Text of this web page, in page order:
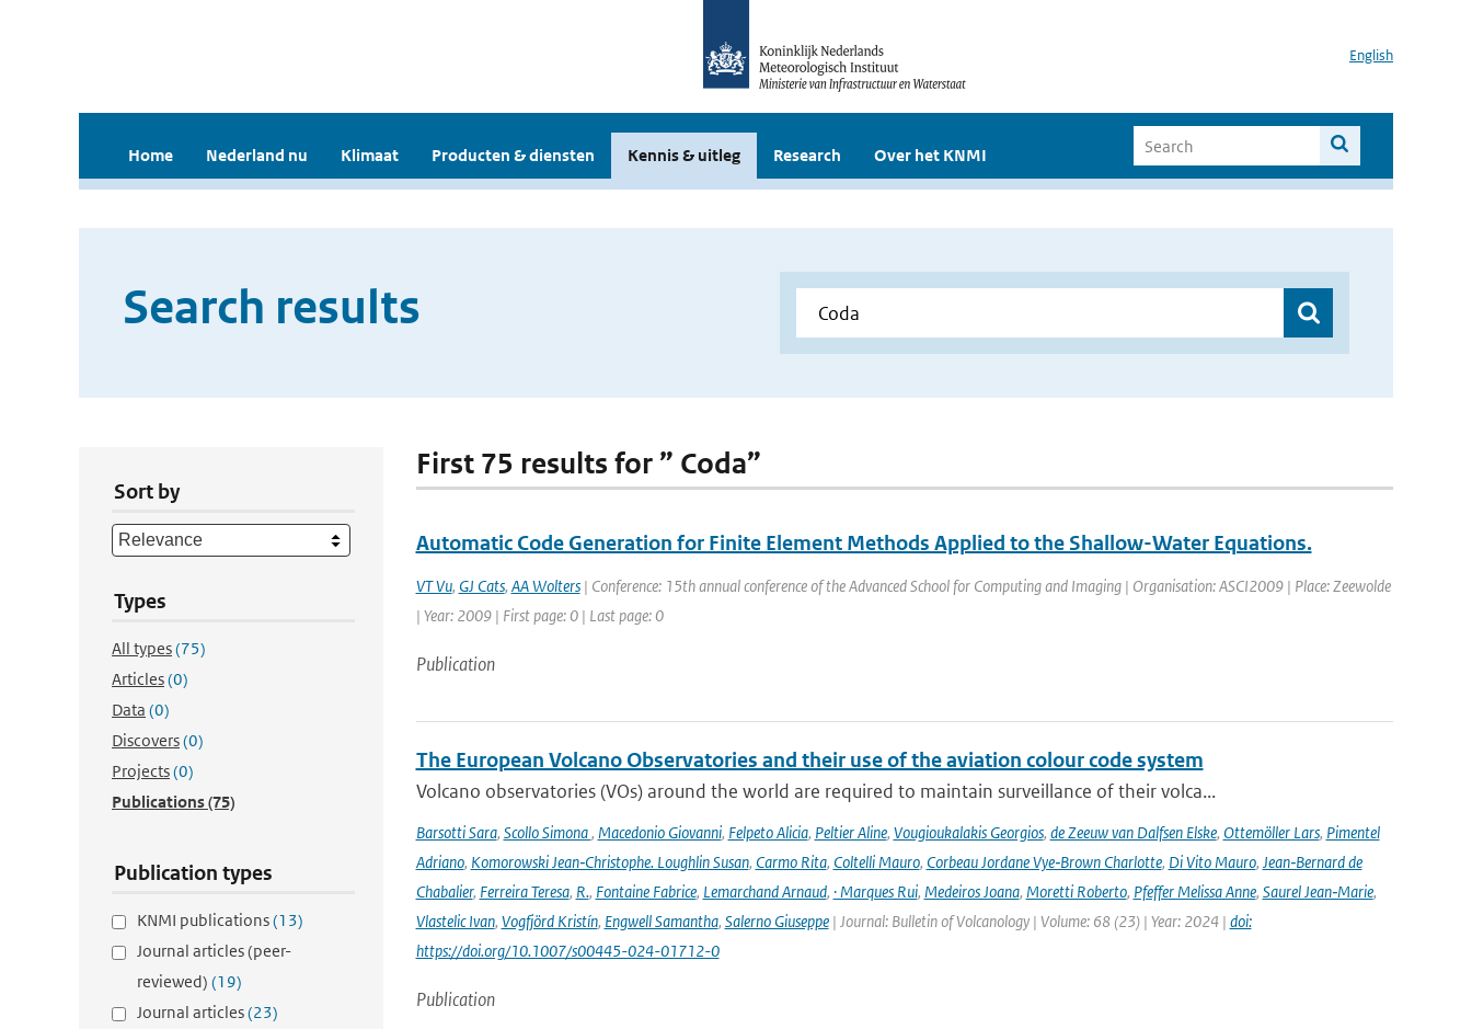
English
Home Nederland nu Klimaat Producten & diensten Kennis & uitleg Research Over het KNMI
Search results
Sort by
Types
All types(75)
Articles(0)
Data (0)
Discovers(0)
Projects(0)
Publications(75)
Publication types
KNMI publications(13)
Journal articles (peer-
reviewed) (19)
Journal articles(23)
First 75 results for ” Coda”
Automatic Code Generation for Finite Element Methods Applied to the Shallow-Water Equations.
VT Vu, GJ Cats, AA Wolters| Conference: 15th annual conference of the Advanced School for Computing and Imaging | Organisation: ASCI2009 | Place: Zeewolde
| Year: 2009 | First page: 0 | Last page: 0
Publication
The European Volcano Observatories and their use of the aviation colour code system
Volcano observatories (VOs) around the world are required to maintain surveillance of their volca...
Barsotti Sara, Scollo Simona, Macedonio Giovanni, Felpeto Alicia, Peltier Aline, Vougioukalakis Georgios, de Zeeuw van Dalfsen Elske, Ottemöller Lars, Pimentel
Adriano, Komorowski Jean‑Christophe. Loughlin Susan, Carmo Rita, Coltelli Mauro, Corbeau Jordane Vye‑Brown Charlotte, Di Vito Mauro, Jean‑Bernard de
Chabalier, Ferreira Teresa, R., Fontaine Fabrice, Lemarchand Arnaud, · Marques Rui, Medeiros Joana, Moretti Roberto, Pfeffer Melissa Anne, Saurel Jean‑Marie,
Vlastelic Ivan, Vogfjörd Kristín, Engwell Samantha, Salerno Giuseppe| Journal: Bulletin of Volcanology | Volume: 68 (23) | Year: 2024 | doi:
https://doi.org/10.1007/s00445-024-01712-0
Publication